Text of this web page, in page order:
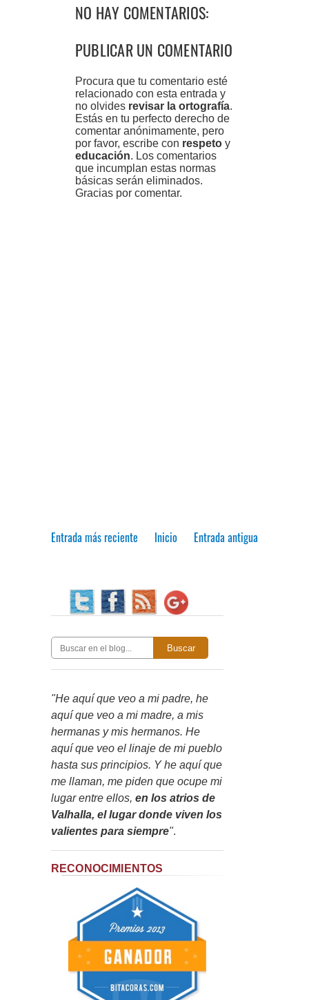
NO HAY COMENTARIOS:
PUBLICAR UN COMENTARIO
Procura que tu comentario esté
relacionado con esta entrada y
no olvides revisar la ortografía.
Estás en tu perfecto derecho de
comentar anónimamente, pero
por favor, escribe con respeto y
educación. Los comentarios
que incumplan estas normas
básicas serán eliminados.
Gracias por comentar.
Entrada más reciente Entrada antigua
Inicio
Buscar
"He aquí que veo a mi padre, he
aquí que veo a mi madre, a mis
hermanas y mis hermanos. He
aquí que veo el linaje de mi pueblo
hasta sus principios. Y he aquí que
me llaman, me piden que ocupe mi
lugar entre ellos, en los atrios de
Valhalla, el lugar donde viven los
valientes para siempre".
RECONOCIMIENTOS